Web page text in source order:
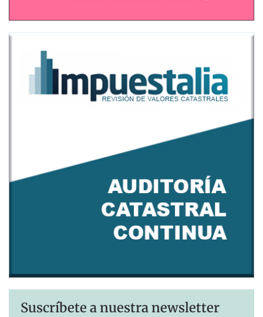
Suscríbete a nuestra newsletter